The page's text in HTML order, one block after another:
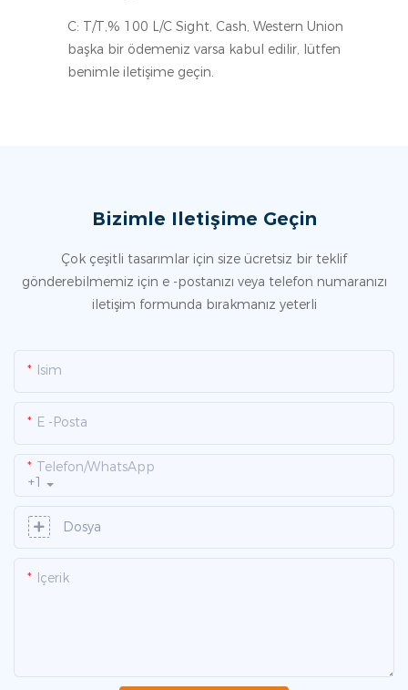
C: T/T,% 100 L/C Sight, Cash, Western Union
başka bir ödemeniz varsa kabul edilir, lütfen
benimle iletişime geçin.
Bizimle Iletişime Geçin
Çok çeşitli tasarımlar için size ücretsiz bir teklif
gönderebilmemiz için e -postanızı veya telefon numaranızı
iletişim formunda bırakmanız yeterli
Isim
E -posta
+1
Telefon/WhatsApp
Dosya
Içerik